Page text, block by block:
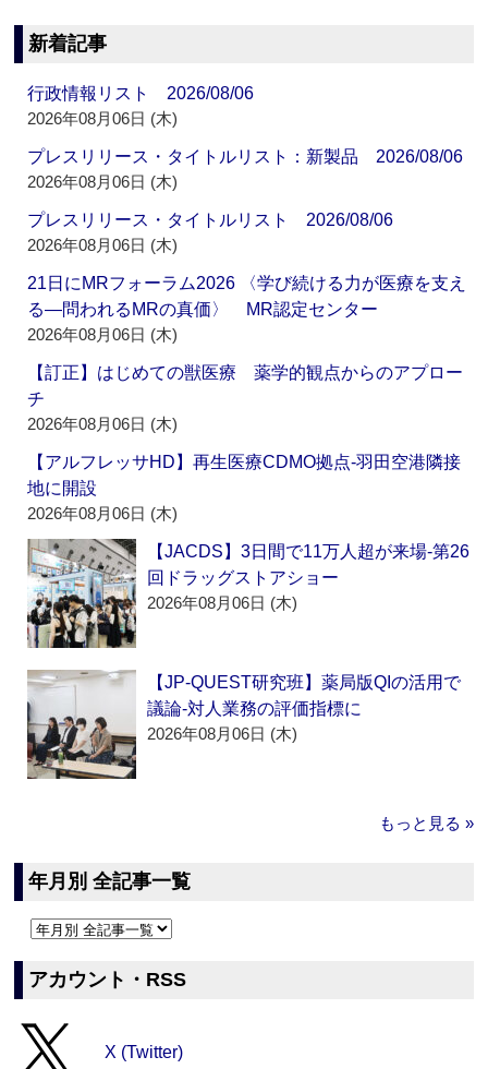
新着記事
行政情報リスト 2026/08/06
2026年08月06日 (木)
プレスリリース・タイトルリスト：新製品 2026/08/06
2026年08月06日 (木)
プレスリリース・タイトルリスト 2026/08/06
2026年08月06日 (木)
21日にMRフォーラム2026 〈学び続ける力が医療を支え
る―問われるMRの真価〉 MR認定センター
2026年08月06日 (木)
【訂正】はじめての獣医療 薬学的観点からのアプロー
チ
2026年08月06日 (木)
【アルフレッサHD】再生医療CDMO拠点‐羽田空港隣接
地に開設
2026年08月06日 (木)
【JACDS】3日間で11万人超が来場‐第26
回ドラッグストアショー
2026年08月06日 (木)
【JP-QUEST研究班】薬局版QIの活用で
議論‐対人業務の評価指標に
2026年08月06日 (木)
もっと見る »
年月別 全記事一覧
アカウント・RSS
X (Twitter)